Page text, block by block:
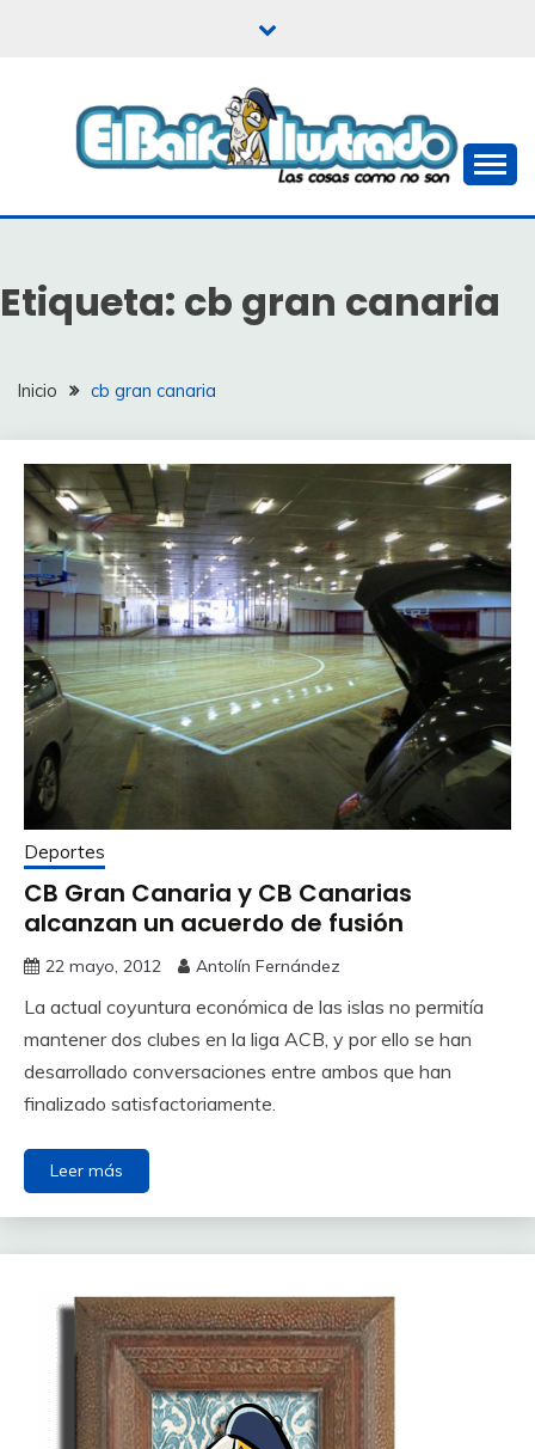
EL BAIFO ILUSTRADO
Etiqueta: cb gran canaria
Inicio cb gran canaria
Deportes
CB Gran Canaria y CB Canarias
alcanzan un acuerdo de fusión
22 mayo, 2012 Antolín Fernández
La actual coyuntura económica de las islas no permitía
mantener dos clubes en la liga ACB, y por ello se han
desarrollado conversaciones entre ambos que han
finalizado satisfactoriamente.
Leer más